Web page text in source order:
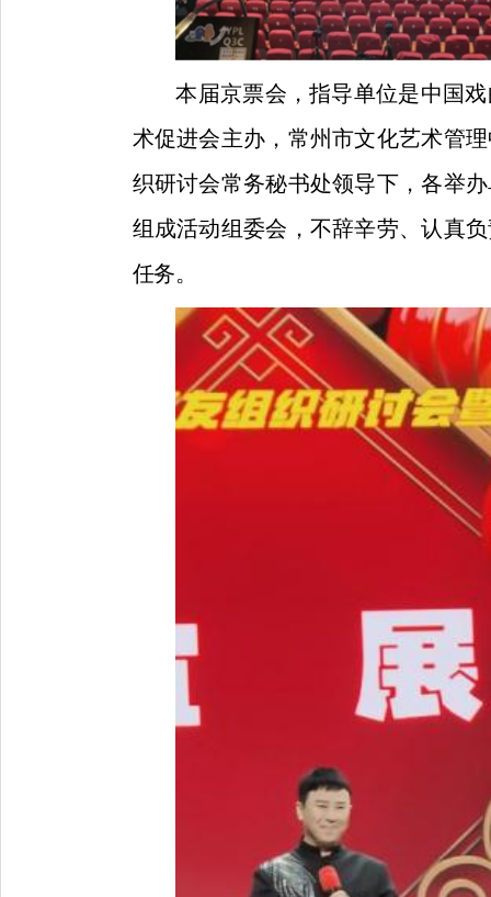
本届京票会，指导单位是中国
术促进会主办，常州市文化艺术管
织研讨会常务秘书处领导下，各举
组成活动组委会，不辞辛劳、认真
任务。